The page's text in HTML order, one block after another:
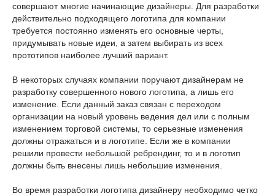
совершают многие начинающие дизайнеры. Для разработки
действительно подходящего логотипа для компании
требуется постоянно изменять его основные черты,
придумывать новые идеи, а затем выбирать из всех
прототипов наиболее лучший вариант.
В некоторых случаях компании поручают дизайнерам не
разработку совершенного нового логотипа, а лишь его
изменение. Если данный заказ связан с переходом
организации на новый уровень ведения дел или с полным
изменением торговой системы, то серьезные изменения
должны отражаться и в логотипе. Если же в компании
решили провести небольшой ребрендинг, то и в логотип
должны быть внесены лишь небольшие изменения.
Во время разработки логотипа дизайнеру необходимо четко